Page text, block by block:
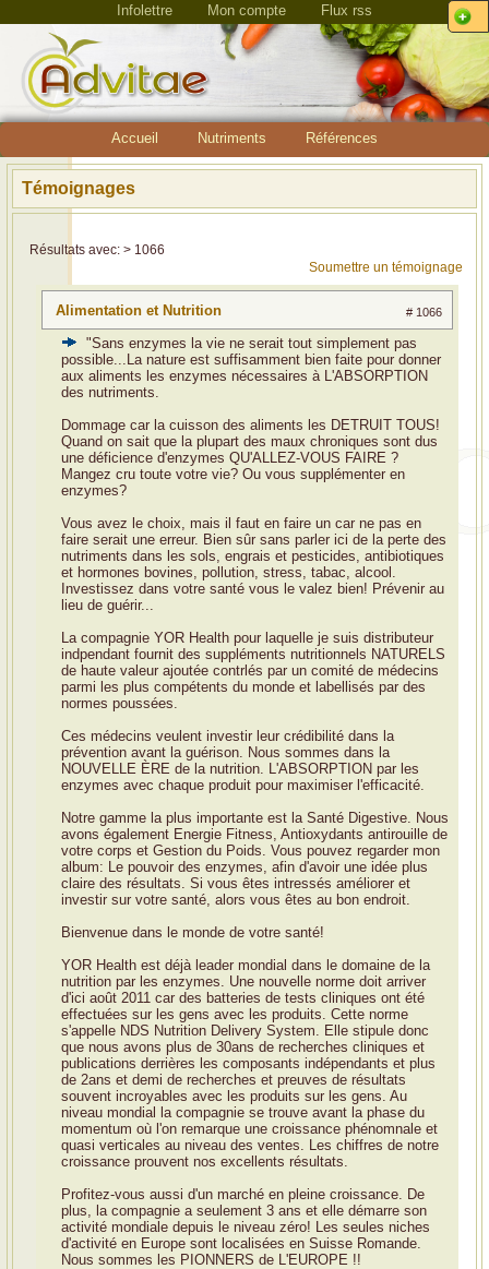
Infolettre Mon compte Flux rss
Accueil Nutriments Références
Témoignages
Résultats avec: > 1066
Soumettre un témoignage
Alimentation et Nutrition # 1066
"Sans enzymes la vie ne serait tout simplement pas
possible...La nature est suffisamment bien faite pour donner
aux aliments les enzymes nécessaires à L'ABSORPTION
des nutriments.
Dommage car la cuisson des aliments les DETRUIT TOUS!
Quand on sait que la plupart des maux chroniques sont dus
une déficience d'enzymes QU'ALLEZ-VOUS FAIRE ?
Mangez cru toute votre vie? Ou vous supplémenter en
enzymes?
Vous avez le choix, mais il faut en faire un car ne pas en
faire serait une erreur. Bien sûr sans parler ici de la perte des
nutriments dans les sols, engrais et pesticides, antibiotiques
et hormones bovines, pollution, stress, tabac, alcool.
Investissez dans votre santé vous le valez bien! Prévenir au
lieu de guérir...
La compagnie YOR Health pour laquelle je suis distributeur
indpendant fournit des suppléments nutritionnels NATURELS
de haute valeur ajoutée contrlés par un comité de médecins
parmi les plus compétents du monde et labellisés par des
normes poussées.
Ces médecins veulent investir leur crédibilité dans la
prévention avant la guérison. Nous sommes dans la
NOUVELLE ÈRE de la nutrition. L'ABSORPTION par les
enzymes avec chaque produit pour maximiser l'efficacité.
Notre gamme la plus importante est la Santé Digestive. Nous
avons également Energie Fitness, Antioxydants antirouille de
votre corps et Gestion du Poids. Vous pouvez regarder mon
album: Le pouvoir des enzymes, afin d'avoir une idée plus
claire des résultats. Si vous êtes intressés améliorer et
investir sur votre santé, alors vous êtes au bon endroit.
Bienvenue dans le monde de votre santé!
YOR Health est déjà leader mondial dans le domaine de la
nutrition par les enzymes. Une nouvelle norme doit arriver
d'ici août 2011 car des batteries de tests cliniques ont été
effectuées sur les gens avec les produits. Cette norme
s'appelle NDS Nutrition Delivery System. Elle stipule donc
que nous avons plus de 30ans de recherches cliniques et
publications derrières les composants indépendants et plus
de 2ans et demi de recherches et preuves de résultats
souvent incroyables avec les produits sur les gens. Au
niveau mondial la compagnie se trouve avant la phase du
momentum où l'on remarque une croissance phénomnale et
quasi verticales au niveau des ventes. Les chiffres de notre
croissance prouvent nos excellents résultats.
Profitez-vous aussi d'un marché en pleine croissance. De
plus, la compagnie a seulement 3 ans et elle démarre son
activité mondiale depuis le niveau zéro! Les seules niches
d'activité en Europe sont localisées en Suisse Romande.
Nous sommes les PIONNERS de L'EUROPE !!